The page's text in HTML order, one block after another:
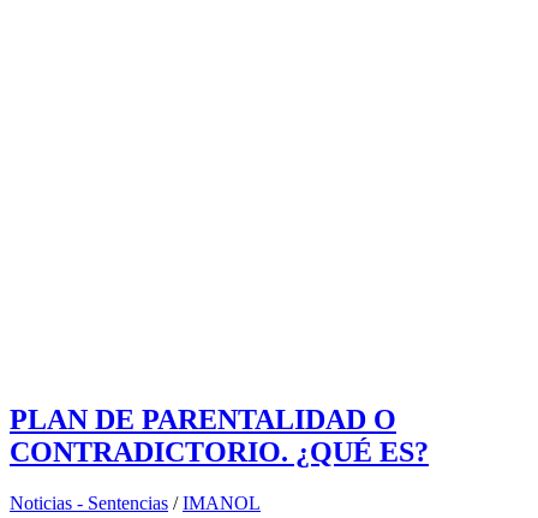
PLAN DE PARENTALIDAD O
CONTRADICTORIO. ¿QUÉ ES?
Noticias - Sentencias /IMANOL